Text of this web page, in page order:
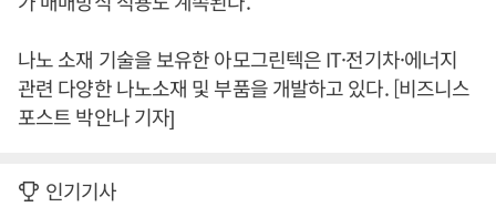
나노 소재 기술을 보유한 아모그린텍은 IT·전기차·에너지
관련 다양한 나노소재 및 부품을 개발하고 있다. [비즈니스
포스트 박안나 기자]
인기기사